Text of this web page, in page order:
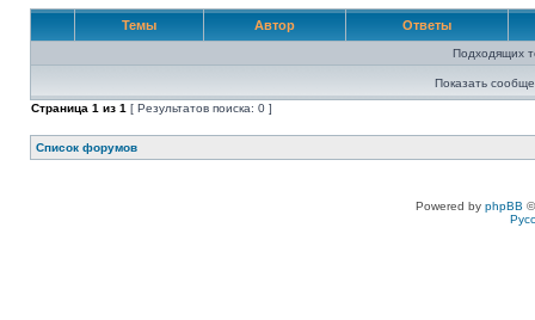
Темы Автор Ответы
Подходящих
Показать
Страница 1 из 1 [ Результатов поиска: 0 ]
Список форумов
Powered by phpBB